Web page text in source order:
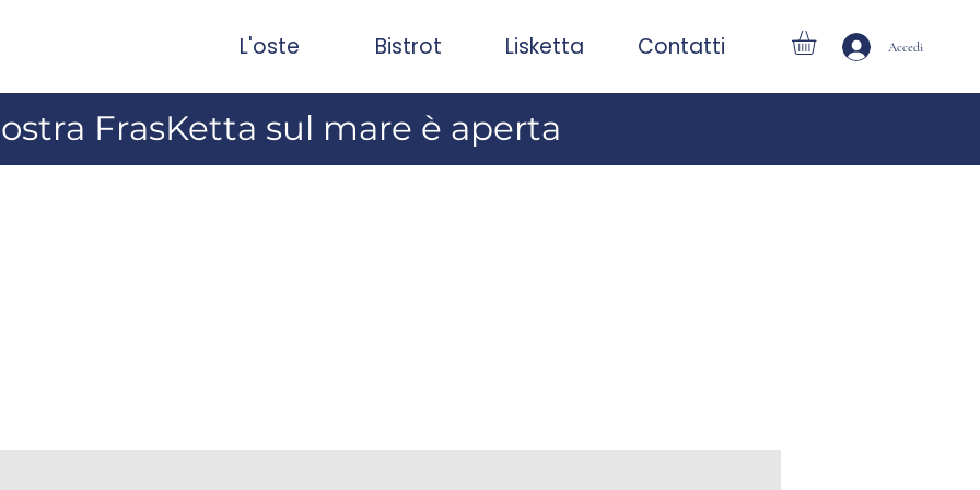
L'oste Bistrot Lisketta Contatti Accedi
FrasKetta sul mare è aperta